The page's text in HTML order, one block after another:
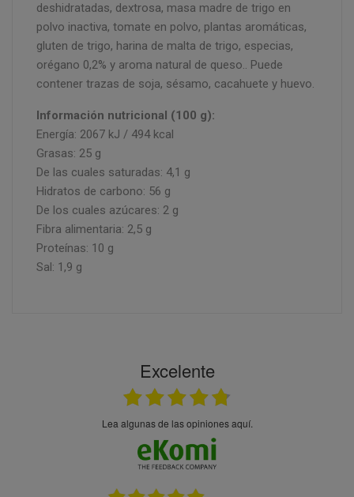
deshidratadas, dextrosa, masa madre de trigo en
polvo inactiva, tomate en polvo, plantas aromáticas,
gluten de trigo, harina de malta de trigo, especias,
orégano 0,2% y aroma natural de queso.. Puede
contener trazas de soja, sésamo, cacahuete y huevo.
Información nutricional (100 g):
Energía: 2067 kJ / 494 kcal
Grasas: 25 g
De las cuales saturadas: 4,1 g
Hidratos de carbono: 56 g
De los cuales azúcares: 2 g
Fibra alimentaria: 2,5 g
Proteínas: 10 g
Sal: 1,9 g
Excelente
Lea algunas de las opiniones aquí.